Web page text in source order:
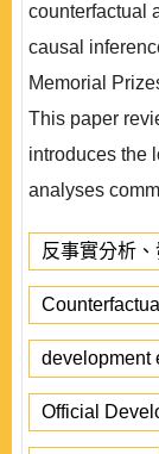
counterfactual
causal
Memorial
This paper
introduces the
analyses
反事實分析
development
Official